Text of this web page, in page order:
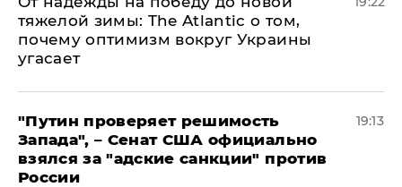
тяжелой зимы: The Atlantic о том,
почему оптимизм вокруг Украины
угасает
"Путин проверяет решимость
Запада", – Сенат США официально
взялся за "адские санкции" против
России
19:13